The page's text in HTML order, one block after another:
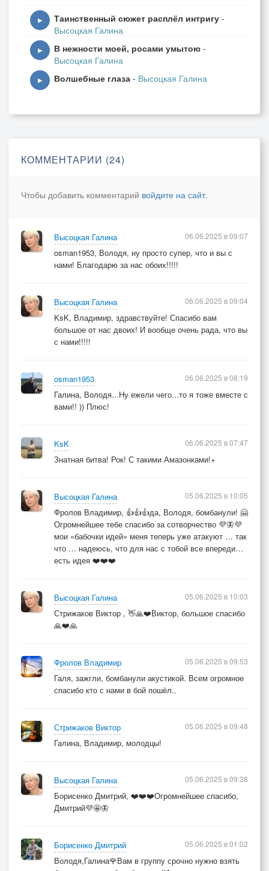
▶ Таинственный сюжет расплёл интригу -
Высоцкая Галина
▶ В нежности моей, росами умытою -
Высоцкая Галина
▶ Волшебные глаза - Высоцкая Галина
КОММЕНТАРИИ (24)
Чтобы добавить комментарий войдите на сайт.
Высоцкая Галина
osman1953, Володя, ну просто супер, что и вы с
нами! Благодарю за нас обоих!!!!!
06.06.2025 в 09:07
Высоцкая Галина
KsK, Владимир, здравствуйте! Спасибо вам
большое от нас двоих! И вообще очень рада, что вы
с нами!!!!!
06.06.2025 в 09:04
osman1953
Галина, Володя...Ну ежели чего...то я тоже вместе с
вами!! )) Плюс!
06.06.2025 в 08:19
KsK
Знатная битва! Рок! С такими Амазонками!+
06.06.2025 в 07:47
Высоцкая Галина
Фролов Владимир, 👍👍👍да, Володя, бомбанули! 🤗
Огромнейшее тебе спасибо за сотворчество 💜🦋💜
мои «бабочки идей» меня теперь уже атакуют … так
что … надеюсь, что для нас с тобой все впереди…
есть идея ❤️❤️❤️
05.06.2025 в 10:05
Высоцкая Галина
Стрижаков Виктор , 👋🙏❤️Виктор, большое спасибо
🙏❤️🙏
05.06.2025 в 10:03
Фролов Владимир
Галя, зажгли, бомбанули акустикой. Всем огромное
спасибо кто с нами в бой пошёл..
05.06.2025 в 09:53
Стрижаков Виктор
Галина, Владимир, молодцы!
05.06.2025 в 09:48
Высоцкая Галина
Борисенко Дмитрий, ❤️❤️❤️Огромнейшее спасибо,
Дмитрий💜🤩🦋
05.06.2025 в 09:38
Борисенко Дмитрий
Володя,Галина🌹Вам в группу срочно нужно взять
05.06.2025 в 01:02